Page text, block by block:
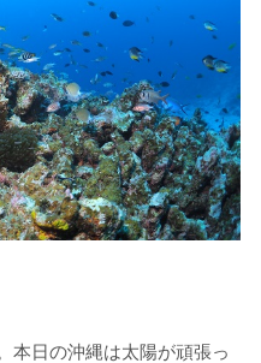
本日の沖縄は太陽が頑張っ